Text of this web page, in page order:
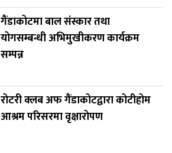
गैंडाकोटमा बाल संस्कार तथा
योगसम्बन्धी अभिमुखीकरण कार्यक्रम
सम्पन्न
रोटरी क्लब अफ गैंडाकोटद्वारा कोटीहोम
आश्रम परिसरमा वृक्षारोपण